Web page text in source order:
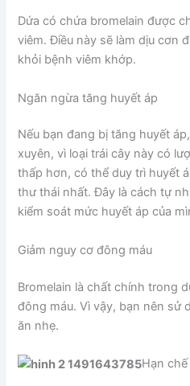
Dứa có chứa bromelain được
viêm. Điều này sẽ làm dịu cơn
khỏi bệnh viêm khớp.
Ngăn ngừa tăng huyết áp
Nếu bạn đang bị tăng huyết
xuyên, vì loại trái cây này có
thấp hơn, có thể duy trì huyết
thư thái nhất. Đây là cách tự
kiểm soát mức huyết áp của
Giảm nguy cơ đông máu
Bromelain là chất chính trong
đông máu. Vì vậy, bạn nên sử
ăn nhẹ.
Hạn